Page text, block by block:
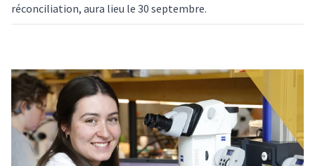
réconciliation, aura lieu le 30 septembre.